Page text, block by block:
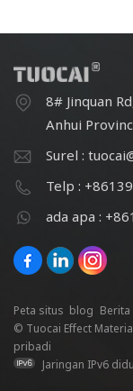
8# Jinquan
Anhui
Surel :
Telp :
ada apa :
Peta situs blog Berita
© Tuocai Effect
pribadi
Jaringan IPv6